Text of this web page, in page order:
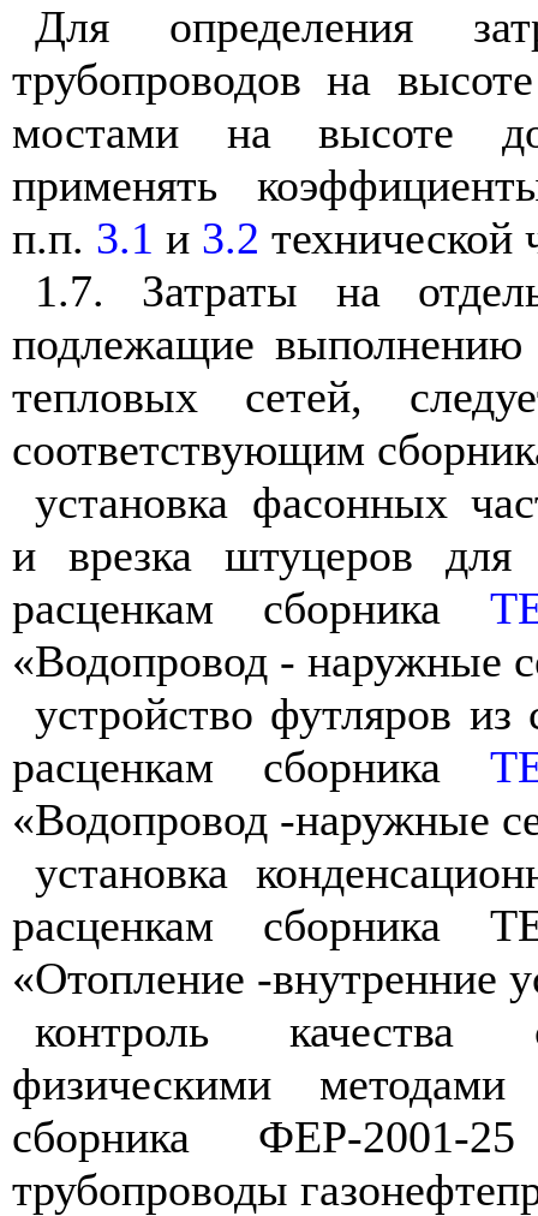
Для определения
трубопроводов на
мостами на высоте
применять
п.п. 3.1 и 3.2 технической
1.7. Затраты на
подлежащие выполнению
тепловых сетей,
соответствующим
установка фасонных
и врезка штуцеров
расценкам сборника
«Водопровод - наружные
устройство футляров
расценкам сборника
«Водопровод -наружные
установка
расценкам сборника
«Отопление -внутренние
контроль качества
физическими
сборника ФЕР-2001-
трубопроводы